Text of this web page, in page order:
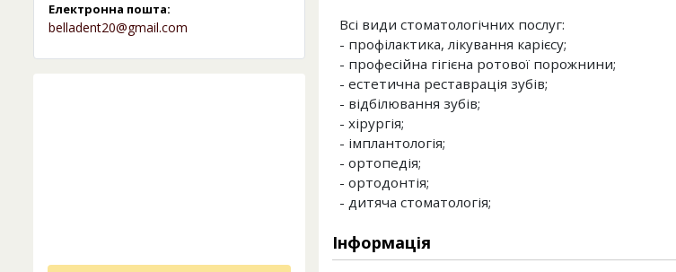
Електронна пошта:
belladent20@gmail.com
Всі види стоматологічних послуг:
- профілактика, лікування карієсу;
- професійна гігієна ротової порожнини;
- естетична реставрація зубів;
- відбілювання зубів;
- хірургія;
- імплантологія;
- ортопедія;
- ортодонтія;
- дитяча стоматологія;
Інформація